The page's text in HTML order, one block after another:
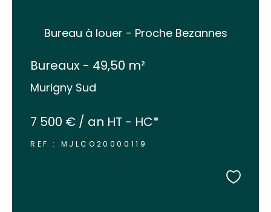
Bureau à louer - Proche Bezannes
Bureaux - 49,50 m²
Murigny Sud
7 500 € / an HT - HC*
REF : MJLCO20000119